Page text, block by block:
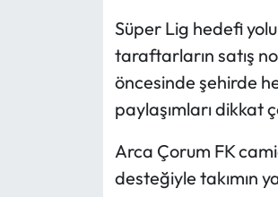
Süper Lig hedefi
taraftarların satış
öncesinde şehirde
paylaşımları dikkat
Arca Çorum FK
desteğiyle takımın
Otomotiv
Resmi İlan
Resmi Reklam